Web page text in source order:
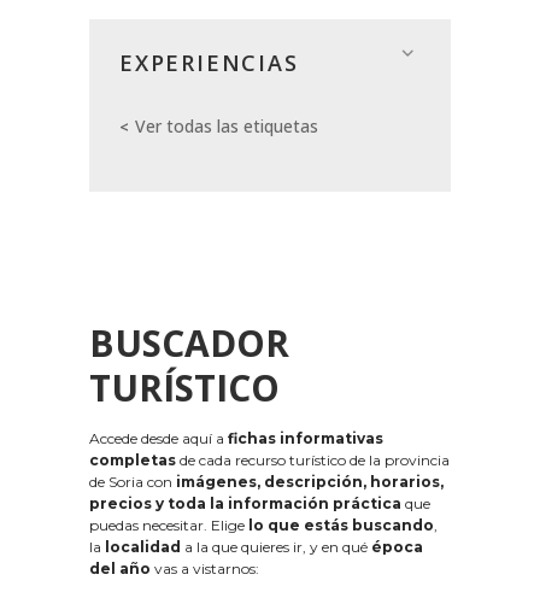
EXPERIENCIAS
Ver todas las etiquetas
BUSCADOR
TURÍSTICO
Accede desde aquí a fichas informativas
completas de cada recurso turístico de la provincia
de Soria con imágenes, descripción, horarios,
precios y toda la información práctica que
puedas necesitar. Elige lo que estás buscando,
la localidad a la que quieres ir, y en qué época
del año vas a vistarnos: